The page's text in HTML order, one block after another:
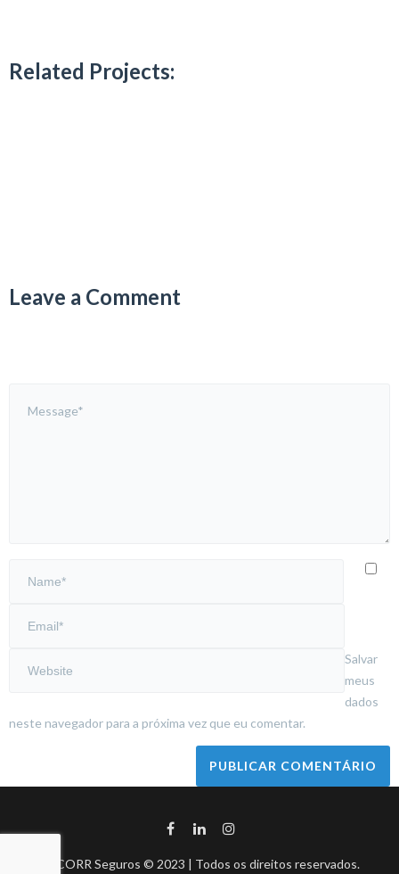
Related Projects:
Leave a Comment
Salvar
meus
dados
neste navegador para a próxima vez que eu comentar.
BHCORR Seguros © 2023 | Todos os direitos reservados.